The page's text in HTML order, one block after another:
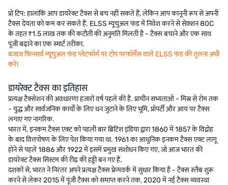
प्रो टिप: हालांकि आप डायरेक्ट टैक्स से बच नहीं सकते हैं, लेकिन आप कानूनी रूप से अपनी
टैक्स देयता को कम कर सकते हैं. ELSS म्यूचुअल फंड में निवेश करने से सेक्शन 80C
के तहत ₹1.5 लाख तक की कटौती की अनुमति मिलती है - टैक्स बचाने और एक साथ
पूंजी बढ़ाने का एक स्मार्ट तरीका.
बजाज फिनसर्व म्यूचुअल फंड प्लेटफॉर्म पर टॉप परफॉर्मेंस वाले ELSS फंड की तुलना अभी
करें!
डायरेक्ट टैक्स का इतिहास
प्रत्यक्ष टैक्सेशन की अवधारणा हजारों वर्ष पहले की है. प्राचीन सभ्यताओं - मिस्र से रोम तक
- युद्ध और सार्वजनिक कार्यों के लिए धन जुटाने के लिए भूमि, प्रॉपर्टी और आय पर टैक्स
लगाए गए नागरिक.
भारत में, इनकम टैक्स एक्ट को पहली बार ब्रिटिश इंडिया द्वारा 1860 में 1857 के विद्रोह
के बाद वित्तपोषण के लिए पेश किया गया था. 1961 का आधुनिक इनकम टैक्स एक्ट लागू
होने से पहले 1886 और 1922 में इसमें प्रमुख संशोधन किए गए, जो आज भारत की
डायरेक्ट टैक्स सिस्टम की रीढ़ की हड्डी बन गए हैं.
दशकों से, भारत ने निरंतर अपने प्रत्यक्ष टैक्स फ्रेमवर्क में सुधार किया है - टैक्स स्लैब शुरू
करने से लेकर 2015 में पूंजी टैक्स को समाप्त करने तक, 2020 में नई टैक्स व्यवस्था